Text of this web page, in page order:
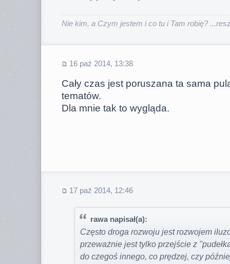
Nie kim, a Czym jestem i co tu i Tam robię?
16 paź 2014, 13:38
Cały czas jest poruszana ta sama
tematów.
Dla mnie tak to wygląda.
17 paź 2014, 12:46
rawa napisał(a):
Często droga rozwoju jest rozwojem
przeważnie jest tylko przejście z
do czegoś innego, co prędzej, czy